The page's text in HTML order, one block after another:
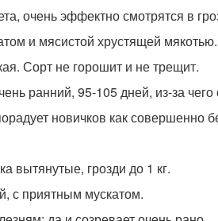
очень эффектно смотрятся в
и мясистой хрустящей мякотью.
Сорт не горошит и не трещит.
ранний, 95-105 дней, из-за
новичков как совершенно
вытянутые, грозди до 1 кг.
с приятным мускатом.